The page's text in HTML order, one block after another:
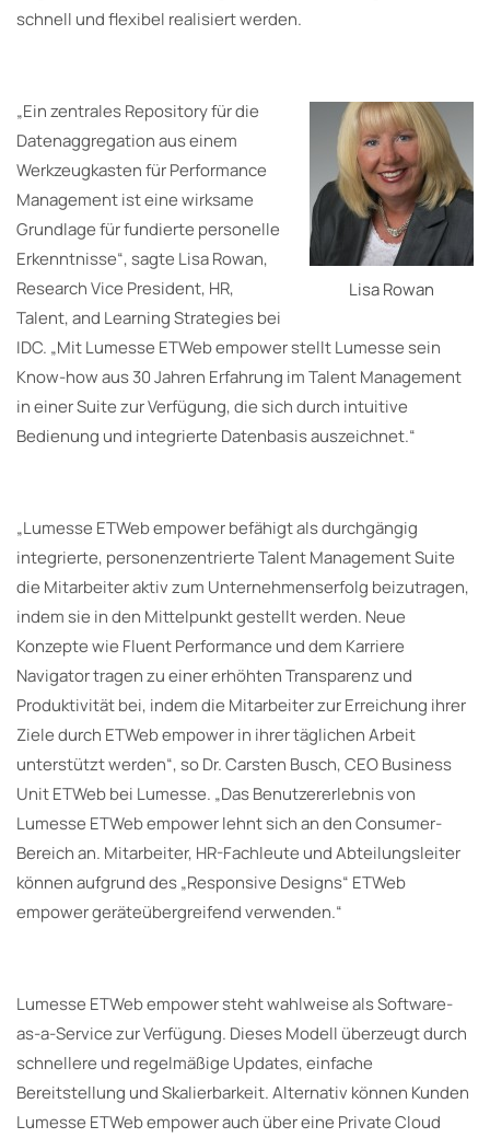
schnell und flexibel realisiert werden.
Lisa Rowan
„Ein zentrales Repository für die
Datenaggregation aus einem
Werkzeugkasten für Performance
Management ist eine wirksame
Grundlage für fundierte personelle
Erkenntnisse“, sagte Lisa Rowan,
Research Vice President, HR,
Talent, and Learning Strategies bei
IDC. „Mit Lumesse ETWeb empower stellt Lumesse sein
Know-how aus 30 Jahren Erfahrung im Talent Management
in einer Suite zur Verfügung, die sich durch intuitive
Bedienung und integrierte Datenbasis auszeichnet.“
„Lumesse ETWeb empower befähigt als durchgängig
integrierte, personenzentrierte Talent Management Suite
die Mitarbeiter aktiv zum Unternehmenserfolg beizutragen,
indem sie in den Mittelpunkt gestellt werden. Neue
Konzepte wie Fluent Performance und dem Karriere
Navigator tragen zu einer erhöhten Transparenz und
Produktivität bei, indem die Mitarbeiter zur Erreichung ihrer
Ziele durch ETWeb empower in ihrer täglichen Arbeit
unterstützt werden“, so Dr. Carsten Busch, CEO Business
Unit ETWeb bei Lumesse. „Das Benutzererlebnis von
Lumesse ETWeb empower lehnt sich an den Consumer-
Bereich an. Mitarbeiter, HR-Fachleute und Abteilungsleiter
können aufgrund des „Responsive Designs“ ETWeb
empower geräteübergreifend verwenden.“
Lumesse ETWeb empower steht wahlweise als Software-
as-a-Service zur Verfügung. Dieses Modell überzeugt durch
schnellere und regelmäßige Updates, einfache
Bereitstellung und Skalierbarkeit. Alternativ können Kunden
Lumesse ETWeb empower auch über eine Private Cloud